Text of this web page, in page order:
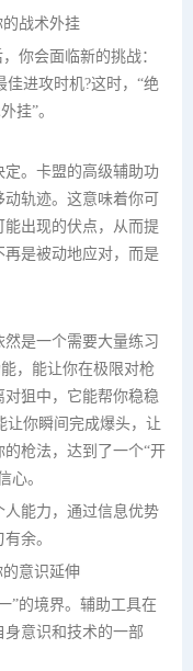
战术外挂
你会面临新的挑战：
佳进攻时机?这时，“绝
挂”。
。卡盟的高级辅助功
轨迹。这意味着你可
出现的伏点，从而提
是被动地应对，而是
是一个需要大量练习
，能让你在极限对枪
狙中，它能帮你稳稳
让你瞬间完成爆头，让
枪法，达到了一个“开
心。
能力，通过信息优势
余。
意识延伸
”的境界。辅助工具在
意识和技术的一部